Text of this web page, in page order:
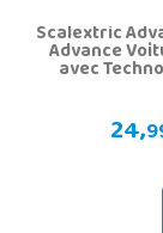
Scalextric
Advance
avec
24,